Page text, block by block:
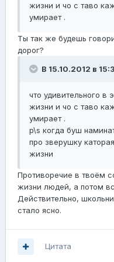
жизни и чо с таво
умирает .
Ты так же будешь
дорог?
В 15.10.2012 в
что удивительного в
жизни и чо с таво
умирает .
p\s когда буш
про зверушку
жизни
Противоречие в твоём
жизни людей, а потом
Действительно,
стало ясно.
Цитата